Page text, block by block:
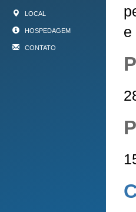
LOCAL
HOSPEDAGEM
CONTATO
e